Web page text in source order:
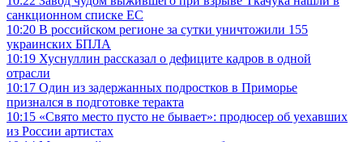
санкционном списке ЕС
10:20 В российском регионе за сутки уничтожили 155
украинских БПЛА
10:19 Хуснуллин рассказал о дефиците кадров в одной
отрасли
10:17 Один из задержанных подростков в Приморье
признался в подготовке теракта
10:15 «Свято место пусто не бывает»: продюсер об уехавших
из России артистах